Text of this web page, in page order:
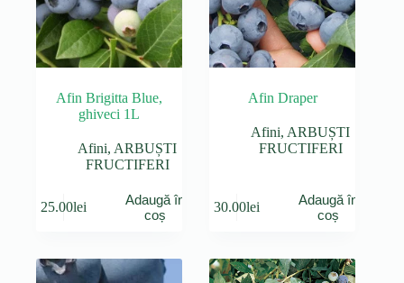
Afin Brigitta Blue,
ghiveci 1L
Afini, ARBUȘTI
FRUCTIFERI
25.00lei
Adaugă în
coș
Afin Draper
Afini, ARBUȘTI
FRUCTIFERI
30.00lei
Adaugă în
coș